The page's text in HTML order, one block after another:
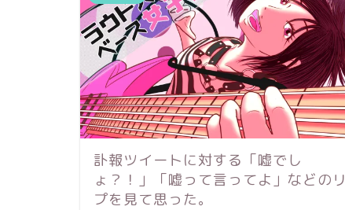
訃報ツイートに対する「嘘でし
ょ？！」「嘘って言ってよ」などのリ
プを見て思った。